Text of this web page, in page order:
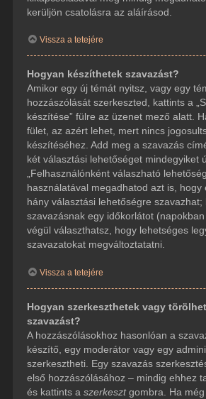
kerüljön csatolásra az aláírásod.
Vissza a tetejére
Hogyan készíthetek szavazást?
Amikor egy új témát nyitsz, vagy egy
hozzászólását szerkeszted, kattints a
készítése” fülre az üzenet mező alatt.
fület, az azért lehet, mert nincs
készítéséhez. Add meg a szavazás
két választási lehetőséget mindegyiket
„Felhasználónként válaszható
használatával megadhatod azt is, hogy
hány választási lehetőségre
szavazásnak egy időkorlátot
végül választhatsz, hogy lehetséges
szavazatokat megváltoztatatni.
Vissza a tetejére
Hogyan szerkeszthetek vagy
szavazást?
A hozzászólásokhoz hasonlóan a
készítő, egy moderátor vagy egy
szerkesztheti. Egy szavazás
első hozzászólásához – mindig ehhez
és kattints a szerkesztgombra. Ha még